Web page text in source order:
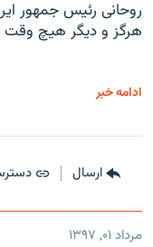
روحانی رئیس جمهور
هرگز و دیگر هیچ وقت
ادامه خبر
ارسال
مرداد ۰۱, ۱۳۹۷